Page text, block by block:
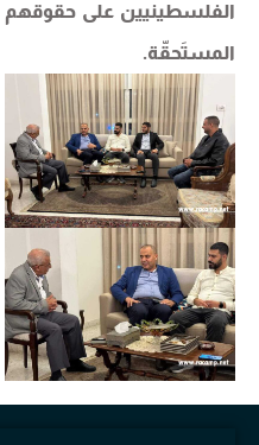
الفلسطينيين على حقوقهم
المستَحقّة.